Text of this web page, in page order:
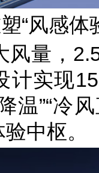
“风感体
风量，
计实现
温”“冷
中枢。